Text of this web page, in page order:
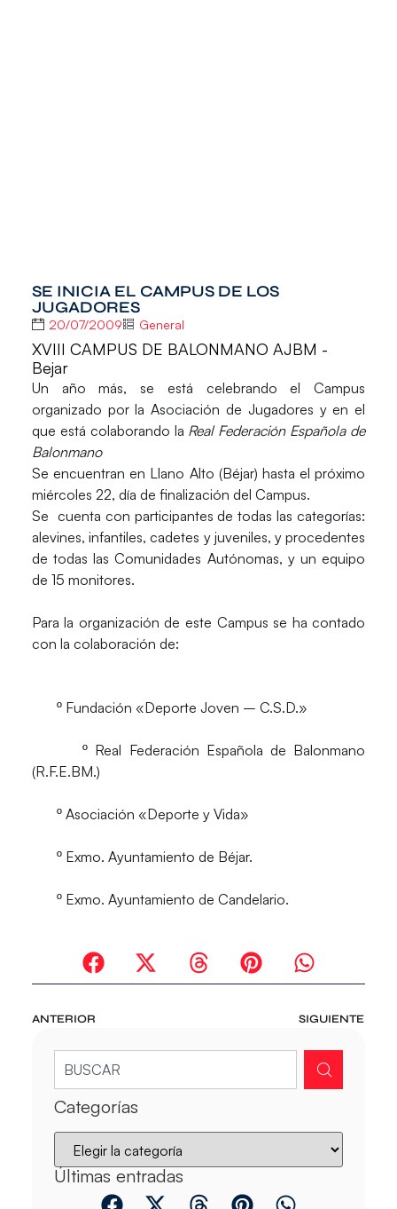
SE INICIA EL CAMPUS DE LOS
JUGADORES
20/07/2009 General
XVIII CAMPUS DE BALONMANO AJBM -
Bejar
Un año más, se está celebrando el Campus
organizado por laAsociación de Jugadores y en el
que está colaborando la Real Federación Española de
Balonmano
Se encuentran en Llano Alto (Béjar) hasta el próximo
miércoles 22, día de finalización del Campus.
Se cuenta con participantes de todas las categorías:
alevines, infantiles, cadetes y juveniles, y procedentes
de todas las Comunidades Autónomas, y un equipo
de 15 monitores.
Para la organización de este Campus se ha contado
con la colaboración de:
º Fundación «Deporte Joven – C.S.D.»
º Real Federación Española de Balonmano
(R.F.E.BM.)
º Asociación «Deporte y Vida»
º Exmo. Ayuntamiento de Béjar.
º Exmo. Ayuntamiento de Candelario.
ANTERIOR SIGUIENTE
Categorías
Últimas entradas